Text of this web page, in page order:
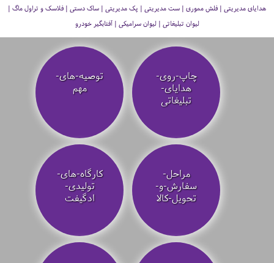
هدایای مدیریتی | فلش مموری | ست مدیریتی | پک مدیریتی | ساک دستی | فلاسک و تراول ماگ |
لیوان تبلیغاتی | لیوان سرامیکی | آفتابگیر خودرو
چاپ-روی-
هدایای-
تبلیغاتی
توصیه‌-های-
مهم
مراحل-
سفارش-و-
تحویل-کالا
کارگاه-های-
تولیدی-
ادگیفت